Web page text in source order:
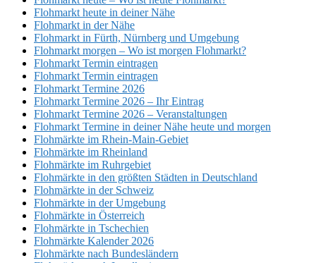
Flohmarkt heute in deiner Nähe
Flohmarkt in der Nähe
Flohmarkt in Fürth, Nürnberg und Umgebung
Flohmarkt morgen – Wo ist morgen Flohmarkt?
Flohmarkt Termin eintragen
Flohmarkt Termin eintragen
Flohmarkt Termine 2026
Flohmarkt Termine 2026 – Ihr Eintrag
Flohmarkt Termine 2026 – Veranstaltungen
Flohmarkt Termine in deiner Nähe heute und morgen
Flohmärkte im Rhein-Main-Gebiet
Flohmärkte im Rheinland
Flohmärkte im Ruhrgebiet
Flohmärkte in den größten Städten in Deutschland
Flohmärkte in der Schweiz
Flohmärkte in der Umgebung
Flohmärkte in Österreich
Flohmärkte in Tschechien
Flohmärkte Kalender 2026
Flohmärkte nach Bundesländern